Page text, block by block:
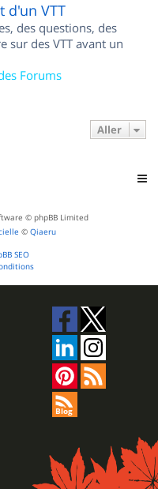
d'un VTT
des questions, des
sur des VTT avant un
Forums
Aller
© phpBB Limited
© Qiaeru
SEO